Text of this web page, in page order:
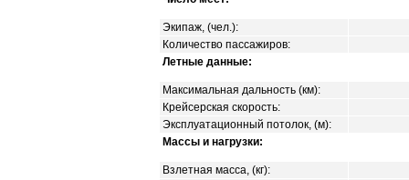
Экипаж, (чел.):
Количество пассажиров:
Летные данные:
Максимальная дальность (км):
Крейсерская скорость:
Эксплуатационный потолок, (м):
Массы и нагрузки:
Взлетная масса, (кг):